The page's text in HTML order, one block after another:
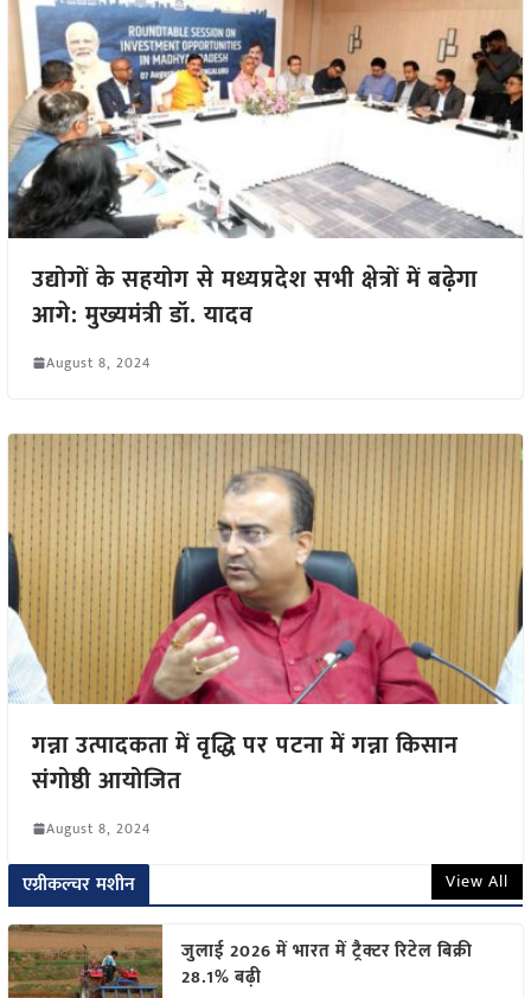
उद्योगों के सहयोग से मध्यप्रदेश सभी क्षेत्रों में बढ़ेगा
आगे: मुख्यमंत्री डॉ. यादव
August 8, 2024
गन्ना उत्पादकता में वृद्धि पर पटना में गन्ना किसान
संगोष्ठी आयोजित
August 8, 2024
एग्रीकल्चर मशीन View All
जुलाई 2026 में भारत में ट्रैक्टर रिटेल बिक्री
28.1% बढ़ी